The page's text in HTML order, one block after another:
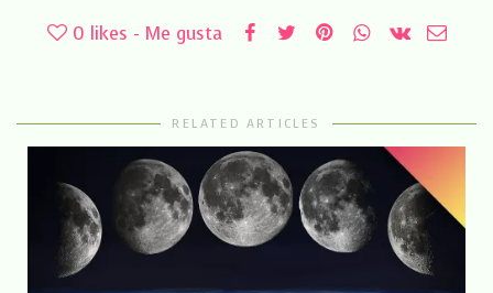
0 likes - Me gusta
RELATED ARTICLES